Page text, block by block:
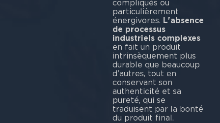
compliqués ou
particulièrement
énergivores. L'absence
de processus
industriels complexes
en fait un produit
intrinsèquement plus
durable que beaucoup
d’autres, tout en
conservant son
authenticité et sa
pureté, qui se
traduisent par la bonté
du produit final.